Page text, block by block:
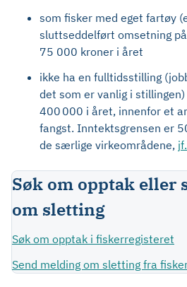
som fisker med eget fartøy
sluttseddelført omsetning
75 000 kroner i året
ikke ha en fulltidsstilling
det som er vanlig i
400 000 i året, innenfor et
fangst. Inntektsgrensen er
de særlige virkeområdene,
Søk om opptak eller
om sletting
Søk om opptak i fiskerregisteret
Send melding om sletting fra